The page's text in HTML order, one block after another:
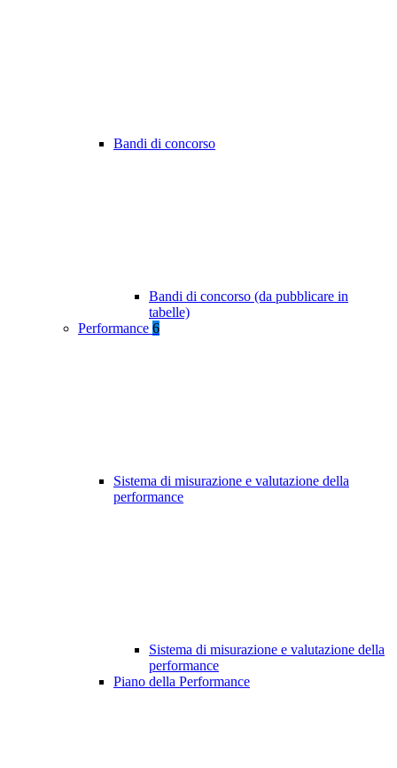
Bandi di concorso
Bandi di concorso (da pubblicare in
tabelle)
Performance 6
Sistema di misurazione e valutazione della
performance
Sistema di misurazione e valutazione della
performance
Piano della Performance